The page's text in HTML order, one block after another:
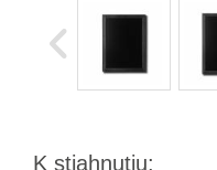
K stiahnutiu: